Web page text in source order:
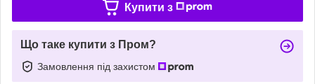
Купити з
Що таке купити з Пром?
Замовлення під захистом